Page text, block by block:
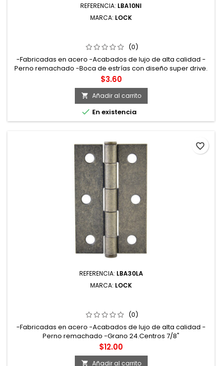
REFERENCIA: LBA10NI
MARCA: LOCK
(0)
-Fabricadas en acero -Acabados de lujo de alta calidad -
Perno remachado -Boca de estrías con diseño super drive.
Cuerpo ovalado para un agarre más cómodo
Precio
$3.60
 Añadir al carrito
 En existencia
REFERENCIA: LBA30LA
MARCA: LOCK
(0)
-Fabricadas en acero -Acabados de lujo de alta calidad -
Perno remachado -Grano 24.Centros 7/8"
Precio
$12.00
 Añadir al carrito
favorite_border